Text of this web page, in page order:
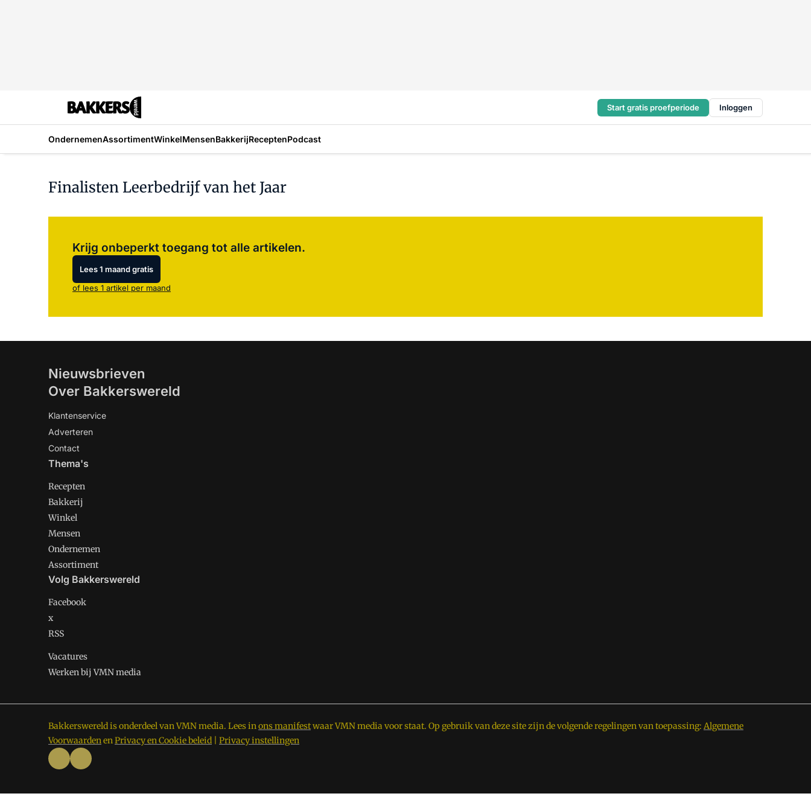
Start gratis proefperiode Inloggen
OndernemenAssortimentWinkelMensenBakkerijReceptenPodcast
Finalisten Leerbedrijf van het Jaar
Krijg onbeperkt toegang tot alle artikelen.
Lees 1 maand gratis
of lees 1 artikel per maand
Nieuwsbrieven
Over Bakkerswereld
Klantenservice
Adverteren
Contact
Thema's
Recepten
Bakkerij
Winkel
Mensen
Ondernemen
Assortiment
Volg Bakkerswereld
Facebook
x
RSS
Vacatures
Werken bij VMN media
Bakkerswereld is onderdeel van VMN media. Lees inons manifestwaar VMN media voor staat. Op gebruik van deze site zijn de volgende regelingen van toepassing: Algemene
VoorwaardenenPrivacy en Cookie beleid Privacy instellingen